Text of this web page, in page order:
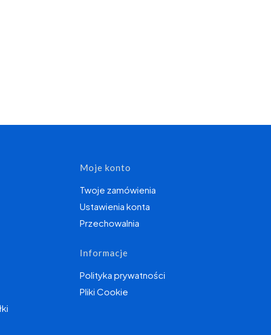
Moje konto
Twoje zamówienia
Ustawienia konta
Przechowalnia
Informacje
Polityka prywatności
Pliki Cookie